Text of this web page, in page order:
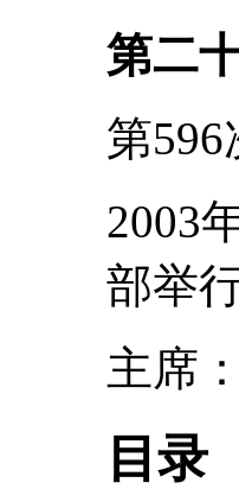
第二
第
2003
部举
主席
目录